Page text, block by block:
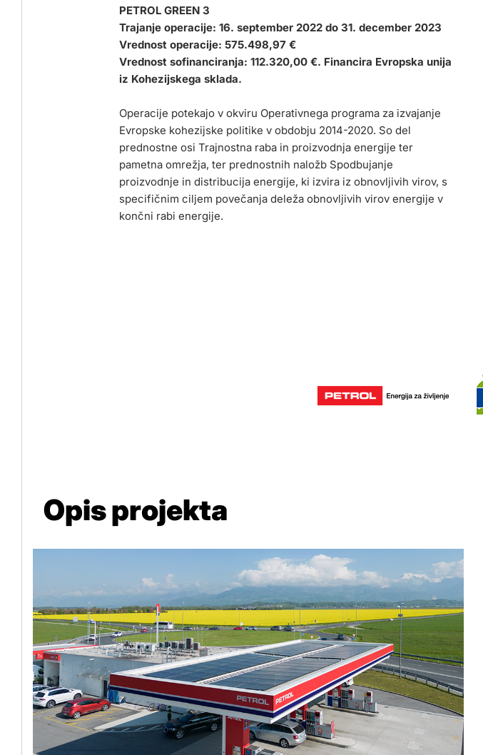
PETROL GREEN 3
Trajanje operacije: 16. september 2022 do 31. december 2023
Vrednost operacije: 575.498,97 €
Vrednost sofinanciranja: 112.320,00 €. Financira Evropska unija
iz Kohezijskega sklada.
Operacije potekajo v okviru Operativnega programa za izvajanje
Evropske kohezijske politike v obdobju 2014-2020. So del
prednostne osi Trajnostna raba in proizvodnja energije ter
pametna omrežja, ter prednostnih naložb Spodbujanje
proizvodnje in distribucija energije, ki izvira iz obnovljivih virov, s
specifičnim ciljem povečanja deleža obnovljivih virov energije v
končni rabi energije.
Opis projekta